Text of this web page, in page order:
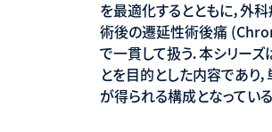
を最適化するとともに，外
術後の遷延性術後痛
で一貫して扱う．本シリー
とを目的とした内容であり
が得られる構成となっている